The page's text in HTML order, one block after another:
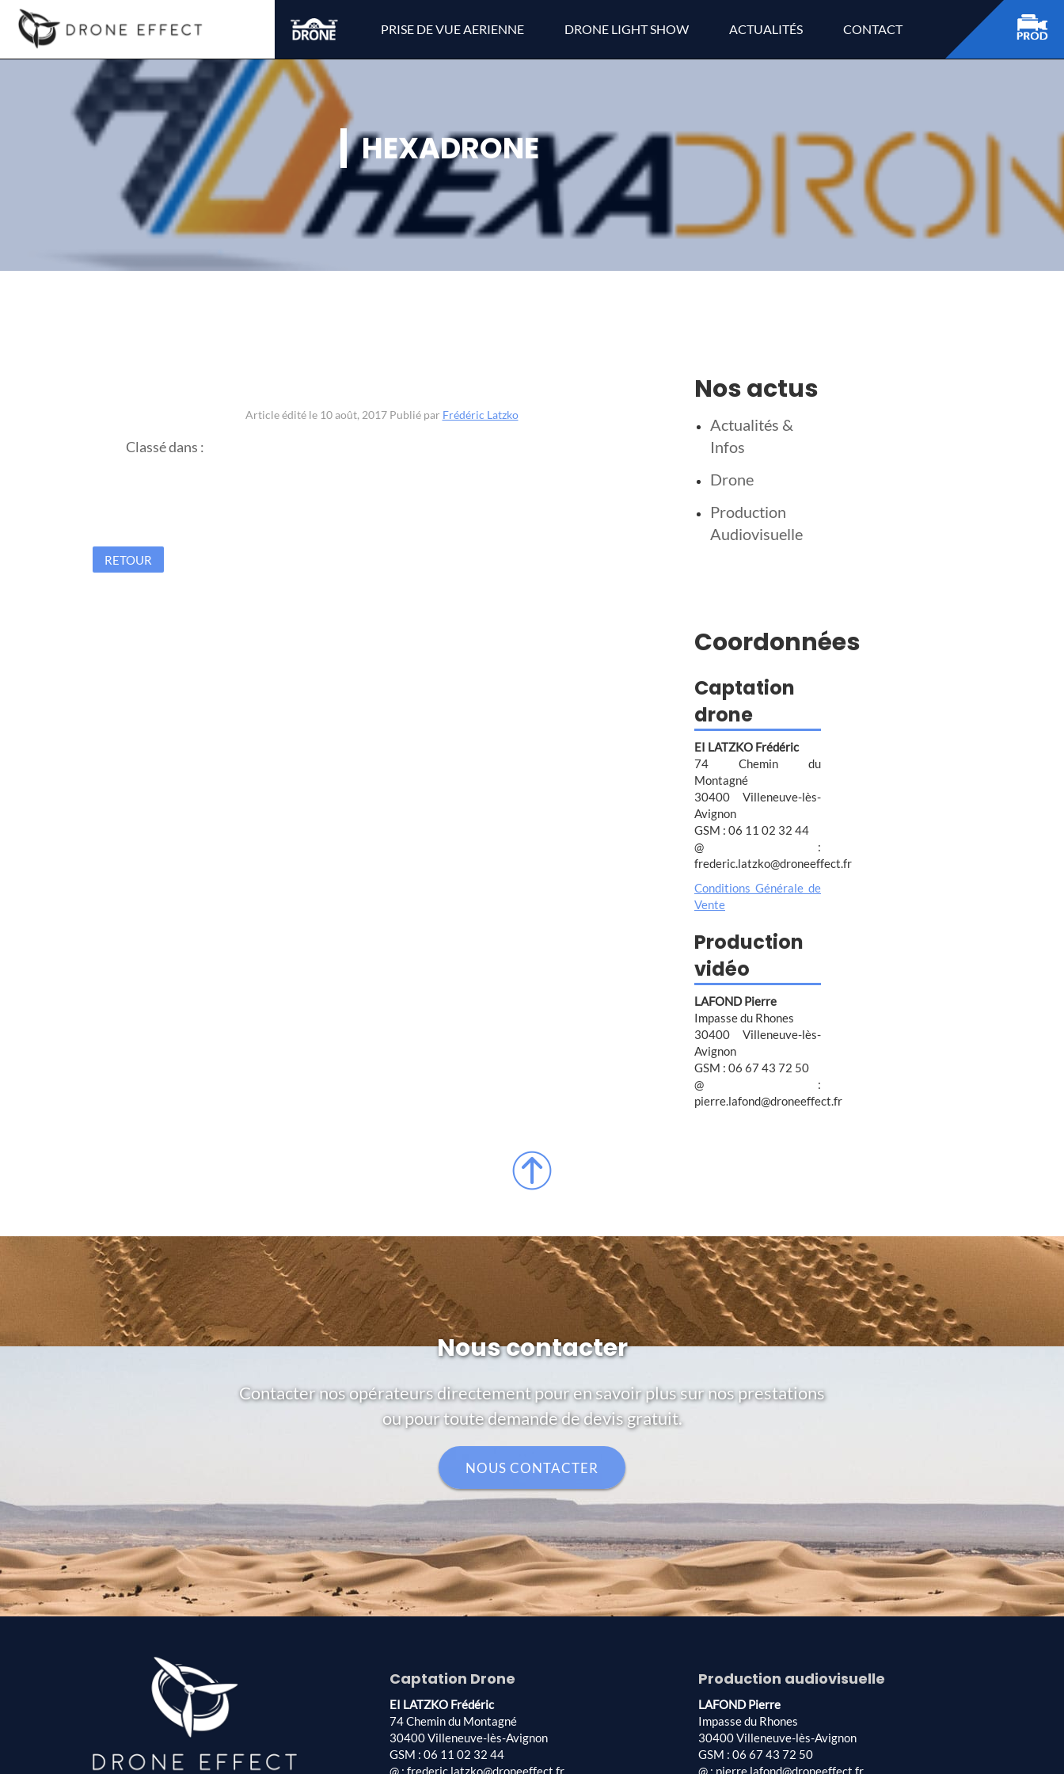
PRISE DE VUE AERIENNE DRONE LIGHT SHOW ACTUALITÉS CONTACT
HEXADRONE
Article édité le 10 août, 2017 Publié par Frédéric Latzko
Classé dans :
RETOUR
Nos actus
Actualités &
Infos
Drone
Production
Audiovisuelle
Coordonnées
Captation
drone
EI LATZKO Frédéric
74 Chemin du
Montagné
30400 Villeneuve-lès-
Avignon
GSM : 06 11 02 32 44
@ :
frederic.latzko@droneeffect.fr
Conditions Générale de
Vente
Production
vidéo
LAFOND Pierre
Impasse du Rhones
30400 Villeneuve-lès-
Avignon
GSM : 06 67 43 72 50
@ :
pierre.lafond@droneeffect.fr
Nous contacter
Contacter nos opérateurs directement pour en savoir plus sur nos prestations
ou pour toute demande de devis gratuit.
NOUS CONTACTER
Captation Drone
EI LATZKO Frédéric
74 Chemin du Montagné
30400 Villeneuve-lès-Avignon
GSM : 06 11 02 32 44
@ : frederic.latzko@droneeffect.fr
Production audiovisuelle
LAFOND Pierre
Impasse du Rhones
30400 Villeneuve-lès-Avignon
GSM : 06 67 43 72 50
@ : pierre.lafond@droneeffect.fr